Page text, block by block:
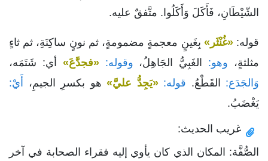
الشّيْطَانِ، فَأَكَلَ وَأَكَلُوا. متَّفقٌ عليه.
قوله:«غُنْثَر» بِغَينٍ معجمةٍ مضمومةٍ، ثم نونٍ ساكِنَةِ، ثم ثاءٍ
مثلثةٍ، وهو: الغَبِيُّ الجَاهِلُ، وقوله: «فجدَّعَ» أي: شَتَمَه،
وَالجَدَع: القَطْعُ. قوله: «يَجِدُّ عليَّ» هو بكسرِ الجيمِ، أَيْ:
يَغْضَبُ.
غريب الحديث:
الصُّفَّة: المكان الذي كان يأوي إليه فقراء الصحابة في آخر